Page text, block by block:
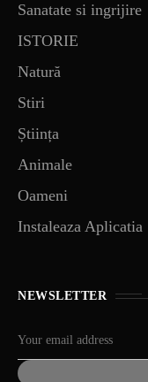
Sanatate si ingrijire
ISTORIE
Natură
Stiri
Știința
Animale
Oameni
Instaleaza Aplicatia
NEWSLETTER